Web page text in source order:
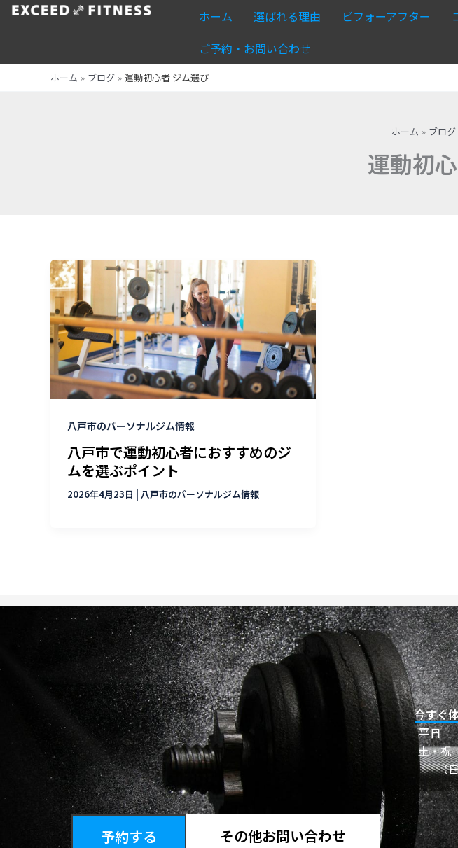
ス
ホーム 選ばれる理由 ビフォーアフター
ご予約・お問い合わせ
ホーム ブログ 運動初心者 ジム選び
ホーム ブログ
運動初
八戸市のパーソナルジム情報
八戸市で運動初心者におすすめのジ
ムを選ぶポイント
2026年4月23日 | 八戸市のパーソナルジム情報
今すぐ
平
土・
（日
予約する その他お問い合わせ